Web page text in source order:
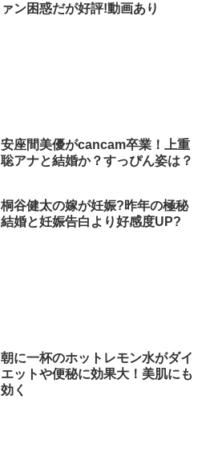
ァン困惑だが好評!動画あり
安座間美優がcancam卒業！上重
聡アナと結婚か？すっぴん姿は？
桐谷健太の嫁が妊娠?昨年の極秘
結婚と妊娠告白より好感度UP?
朝に一杯のホットレモン水がダイ
エットや便秘に効果大！美肌にも
効く